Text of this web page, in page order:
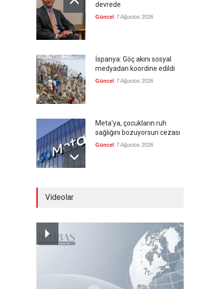
devrede
Güncel 7 Ağustos 2026
İspanya: Göç akını sosyal
medyadan koordine edildi
Güncel 7 Ağustos 2026
Meta'ya, çocukların ruh
sağlığını bozuyorsun cezası
Güncel 7 Ağustos 2026
Suudi Arabistan, Türkiye ve
Pakistan savunma
anlaşması imzalayacak
Güncel 7 Ağustos 2026
Videolar